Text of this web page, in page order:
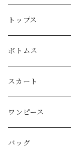
GUCCI
LOEWE
Christian Dior
CELINE
FENDI
トップス
ボトムス
スカート
ワンピース
バッグ